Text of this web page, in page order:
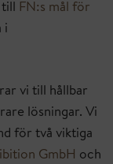
till FN:s mål för
i
vi till hållbar
lösningar. Vi
för två viktiga
GmbH och